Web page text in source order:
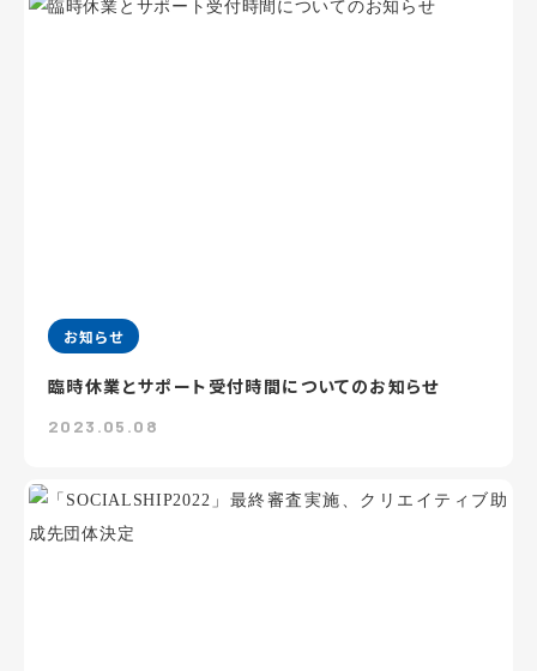
お知らせ
臨時休業とサポート受付時間についてのお知らせ
2023.05.08